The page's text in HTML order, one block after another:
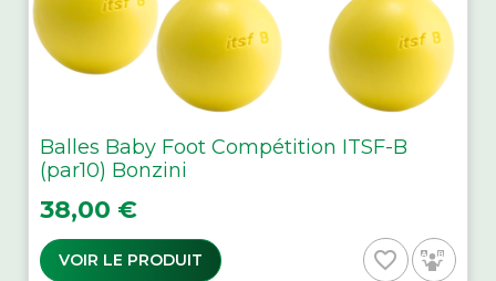
Balles Baby Foot Compétition ITSF-B
(par10) Bonzini
Prix
38,00 €
VOIR LE PRODUIT favorite_border